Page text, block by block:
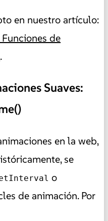
en nuestro artículo:
de
.
Suaves:
en la web,
se
o
de animación. Por